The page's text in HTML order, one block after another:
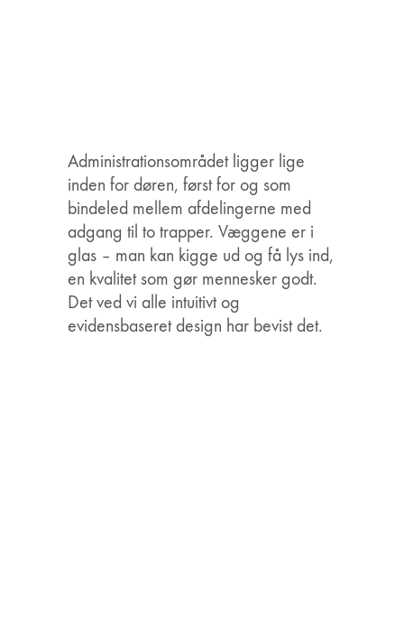
Administrationsområdet ligger lige
inden for døren, først for og som
bindeled mellem afdelingerne med
adgang til to trapper. Væggene er i
glas – man kan kigge ud og få lys ind,
en kvalitet som gør mennesker godt.
Det ved vi alle intuitivt og
evidensbaseret design har bevist det.